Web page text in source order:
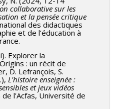
collaborative sur les
et la pensée critique
des didactiques
et de l’éducation à
Explorer la
: un récit de
D. Lefrançois, S.
L'histoire enseignée :
et jeux vidéos
l'Acfas, Université de